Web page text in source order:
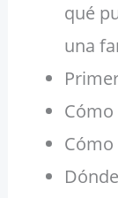
qué
una